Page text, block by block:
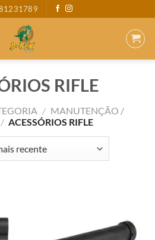
RIFLE
/ MANUTENÇÃO /
/ ACESSÓRIOS RIFLE